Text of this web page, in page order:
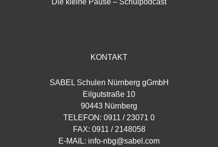
Die kleine Pause – Schulpodcast
KONTAKT
SABEL Schulen Nürnberg gGmbH
Eilgutstraße 10
90443 Nürnberg
TELEFON: 0911 / 23071 0
FAX: 0911 / 2148058
E-MAIL: info-nbg@sabel.com